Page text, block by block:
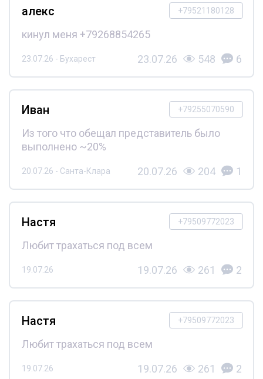
+79521180128
алекс
кинул меня +79268854265
23.07.26 - Бухарест 23.07.26 548 6
+79255070590
Иван
Из того что обещал представитель было
выполнено ~20%
20.07.26 - Санта-Клара 20.07.26 204 1
+79509772023
Настя
Любит трахаться под всем
19.07.26 19.07.26 261 2
+79509772023
Настя
Любит трахаться под всем
19.07.26 19.07.26 261 2